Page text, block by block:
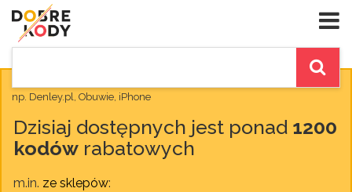
np. Denley.pl, Obuwie, iPhone
Dzisiaj dostępnych jest ponad 1200
kodów rabatowych
m.in. ze sklepów: